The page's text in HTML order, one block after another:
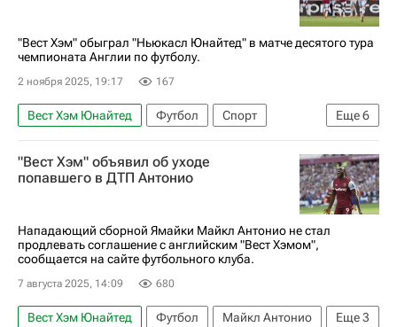
РПЛ 2026-2027 (Чемпионат России по футболу)
"Вест Хэм" обыграл "Ньюкасл Юнайтед" в матче десятого тура
чемпионата Англии по футболу.
2 ноября 2025, 19:17 167
Еще6
Вест Хэм Юнайтед Футбол
Спорт
Нуну Эшпириту Санту
Джейкоб Мерфи
Лукас Пакета
Свен Ботман
АПЛ 2026-2027 (Чемпионат Англии по футболу)
"Вест Хэм" объявил об уходе
попавшего в ДТП Антонио
Нападающий сборной Ямайки Майкл Антонио не стал
продлевать соглашение с английским "Вест Хэмом",
сообщается на сайте футбольного клуба.
7 августа 2025, 14:09 680
Еще3
Вест Хэм Юнайтед Футбол
Майкл Антонио